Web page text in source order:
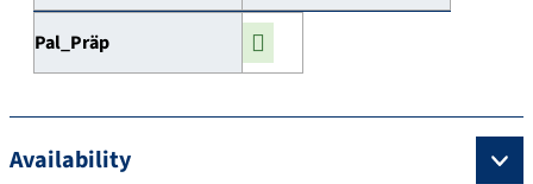
Pal_Präp
Availability